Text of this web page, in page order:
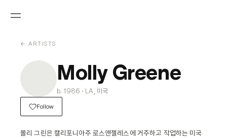
← ARTISTS
Molly Greene
b. 1986 · LA, 미국
Follow
몰리 그린은 캘리포니아주 로스앤젤레스에 거주하고 작업하는 미국